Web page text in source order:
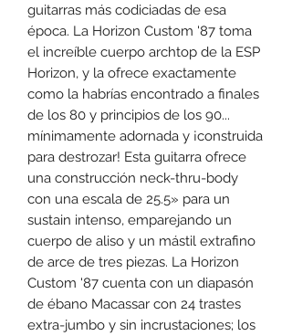
guitarras más codiciadas de esa
época. La Horizon Custom '87 toma
el increíble cuerpo archtop de la ESP
Horizon, y la ofrece exactamente
como la habrías encontrado a finales
de los 80 y principios de los 90...
mínimamente adornada y ¡construida
para destrozar! Esta guitarra ofrece
una construcción neck-thru-body
con una escala de 25.5» para un
sustain intenso, emparejando un
cuerpo de aliso y un mástil extrafino
de arce de tres piezas. La Horizon
Custom '87 cuenta con un diapasón
de ébano Macassar con 24 trastes
extra-jumbo y sin incrustaciones; los